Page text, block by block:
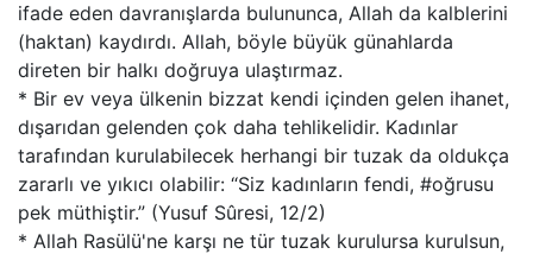
ifade eden davranışlarda bulununca, Allah da kalblerini
(haktan) kaydırdı. Allah, böyle büyük günahlarda
direten bir halkı doğruya ulaştırmaz.
* Bir ev veya ülkenin bizzat kendi içinden gelen ihanet,
dışarıdan gelenden çok daha tehlikelidir. Kadınlar
tarafından kurulabilecek herhangi bir tuzak da oldukça
zararlı ve yıkıcı olabilir: “Siz kadınların fendi, #oğrusu
pek müthiştir.” (Yusuf Sûresi, 12/2)
* Allah Rasülü'ne karşı ne tür tuzak kurulursa kurulsun,